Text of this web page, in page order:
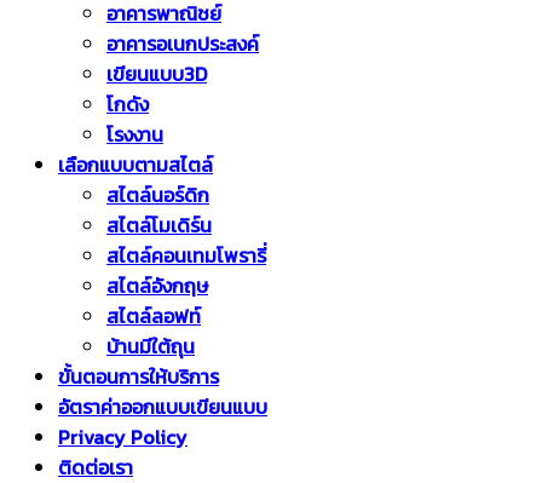
อาคารพาณิชย์
อาคารอเนกประสงค์
เขียนแบบ3D
โกดัง
โรงงาน
เลือกแบบตามสไตล์
สไตล์นอร์ดิก
สไตล์โมเดิร์น
สไตล์คอนเทมโพรารี่
สไตล์อังกฤษ
สไตล์ลอฟท์
บ้านมีใต้ถุน
ขั้นตอนการให้บริการ
อัตราค่าออกแบบเขียนแบบ
Privacy Policy
ติดต่อเรา